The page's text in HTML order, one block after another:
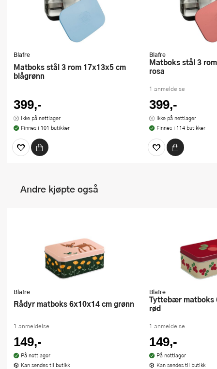
Blafre
Matboks stål 3 rom 17x13x5 cm
blågrønn
399,-
Ikke på nettlager
Finnes i 101 butikker
Blafre
Matboks stål 3 rom 17x13x5 cm
rosa
1 anmeldelse
399,-
Ikke på nettlager
Finnes i 114 butikker
Andre kjøpte også
Blafre
Rådyr matboks 6x10x14 cm grønn
1 anmeldelse
149,-
På nettlager
Kan sendes til butikk
Blafre
Tyttebær matboks 6x10x14 cm
rød
1 anmeldelse
149,-
På nettlager
Kan sendes til butikk